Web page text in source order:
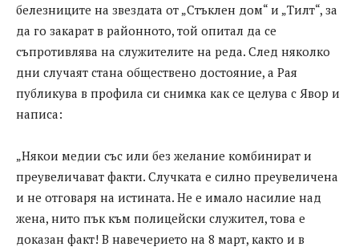
белезниците на звездата от „Стъклен дом“ и „Тилт“, за
да го закарат в районното, той опитал да се
съпротивлява на служителите на реда. След няколко
дни случаят стана обществено достояние, а Рая
публикува в профила си снимка как се целува с Явор и
написа:
„Някои медии със или без желание комбинират и
преувеличават факти. Случката е силно преувеличена
и не отговаря на истината. Не е имало насилие над
жена, нито пък към полицейски служител, това е
доказан факт! В навечерието на 8 март, както и в